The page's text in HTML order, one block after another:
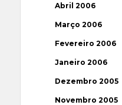
Abril 2006
Março 2006
Fevereiro 2006
Janeiro 2006
Dezembro 2005
Novembro 2005